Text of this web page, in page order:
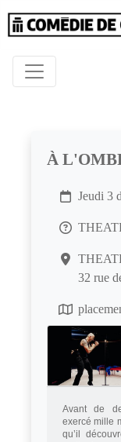
À
Jeudi 3
32 rue
Avant de
exercé mille
qu’il